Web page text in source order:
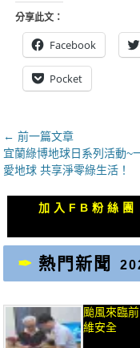
分享此文：
Facebook
Pocket
文
章
導
覽
← 前一篇文章
上
一
宜蘭綠博地球日系列活動~
愛地球 共享淨零綠生活！
加入FB粉絲團
熱門新聞
颱風來臨
維安全